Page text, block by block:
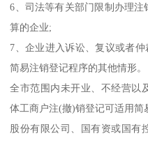
6、司法等有关部门限制办理
算的企业;
7、企业进入诉讼、复议或者
简易注销登记程序的其他情形。
全市范围内未开业、不经营以
体工商户注(撤)销登记可适用简
股份有限公司、国有资或国有